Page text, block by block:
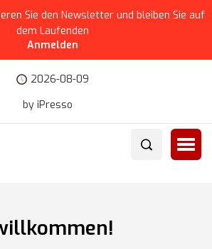
Sie den Newsletter und bleiben Sie auf
dem Laufenden
Anmelden
2026-08-09
by iPresso